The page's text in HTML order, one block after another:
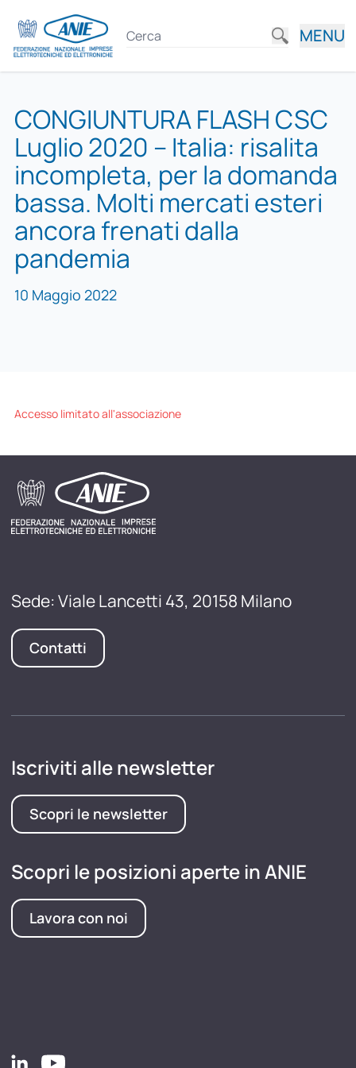
MENU
CONGIUNTURA FLASH CSC
Luglio 2020 – Italia: risalita
incompleta, per la domanda
bassa. Molti mercati esteri
ancora frenati dalla
pandemia
10 Maggio 2022
Accesso limitato all'associazione
Sede: Viale Lancetti 43, 20158 Milano
Contatti
Iscriviti alle newsletter
Scopri le newsletter
Scopri le posizioni aperte in ANIE
Lavora con noi